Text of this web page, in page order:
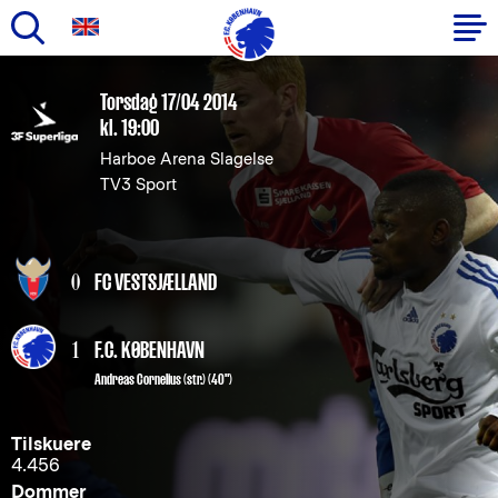
hovedindhold
Primær
navigation
Torsdag 17/04 2014
kl. 19:00
Harboe Arena Slagelse
TV3 Sport
0 FC VESTSJÆLLAND
1 F.C. KØBENHAVN
Andreas Cornelius(str.) (40")
Tilskuere
4.456
Dommer